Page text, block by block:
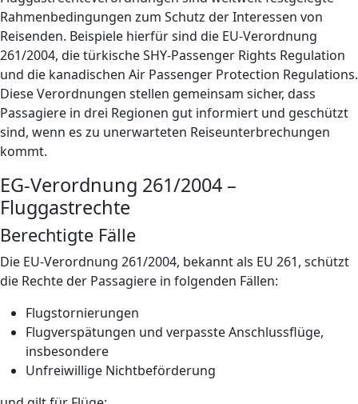
Rahmenbedingungen zum Schutz der Interessen von
Reisenden. Beispiele hierfür sind die EU-Verordnung
261/2004, die türkische SHY-Passenger Rights Regulation
und die kanadischen Air Passenger Protection Regulations.
Diese Verordnungen stellen gemeinsam sicher, dass
Passagiere in drei Regionen gut informiert und geschützt
sind, wenn es zu unerwarteten Reiseunterbrechungen
kommt.
EG-Verordnung 261/2004 –
Fluggastrechte
Berechtigte Fälle
Die EU-Verordnung 261/2004, bekannt als EU 261, schützt
die Rechte der Passagiere in folgenden Fällen:
Flugstornierungen
Flugverspätungen und verpasste Anschlussflüge,
insbesondere
Unfreiwillige Nichtbeförderung